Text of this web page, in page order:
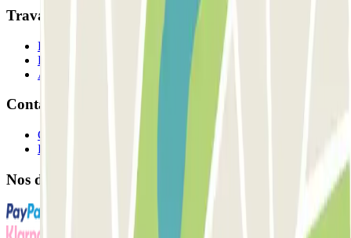
Travaillons ensemble?
Professionnels
Fournisseur de parking
Affiliés
Contact
Contactez-nous
FAQ
Nos différents modes de paiement: